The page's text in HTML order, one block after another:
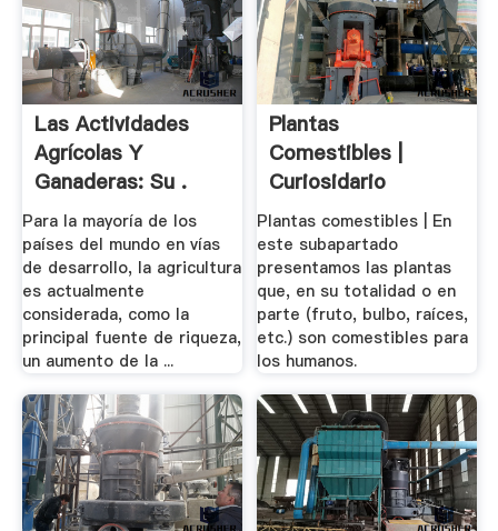
Las Actividades
Agrícolas Y
Ganaderas: Su .
Para la mayoría de los
países del mundo en vías
de desarrollo, la agricultura
es actualmente
considerada, como la
principal fuente de riqueza,
un aumento de la ...
Plantas
Comestibles |
Curiosidario
Plantas comestibles | En
este subapartado
presentamos las plantas
que, en su totalidad o en
parte (fruto, bulbo, raíces,
etc.) son comestibles para
los humanos.